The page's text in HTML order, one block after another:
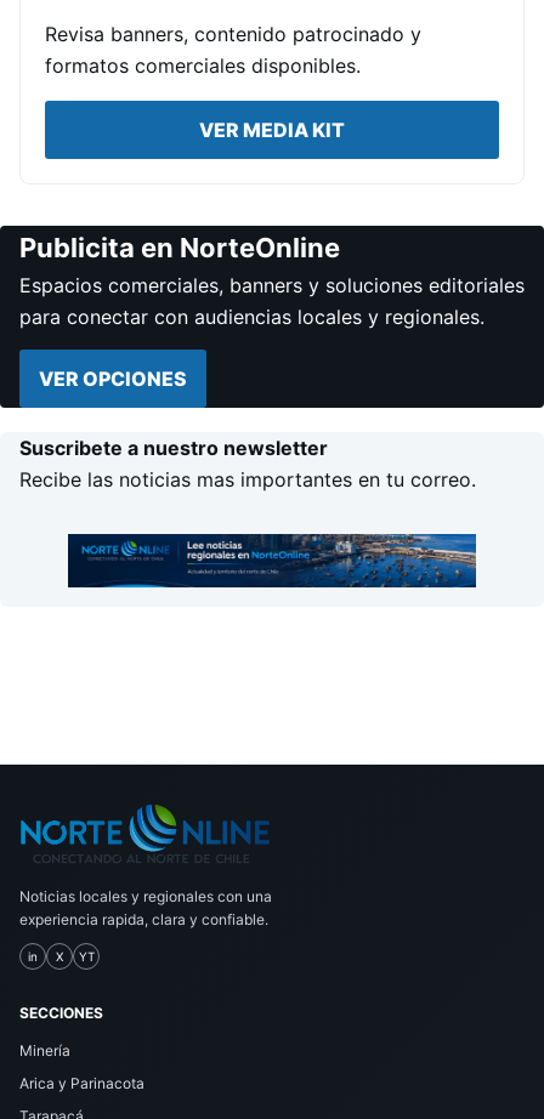
Revisa banners, contenido patrocinado y
formatos comerciales disponibles.
VER MEDIA KIT
Publicita en NorteOnline
Espacios comerciales, banners y soluciones editoriales
para conectar con audiencias locales y regionales.
VER OPCIONES
Suscribete a nuestro newsletter
Recibe las noticias mas importantes en tu correo.
Noticias locales y regionales con una
experiencia rapida, clara y confiable.
in X YT
SECCIONES
Minería
Arica y Parinacota